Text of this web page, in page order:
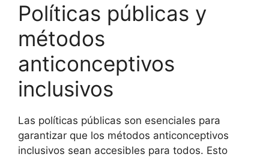
Políticas públicas y
métodos
anticonceptivos
inclusivos
Las políticas públicas son esenciales para
garantizar que los métodos anticonceptivos
inclusivos sean accesibles para todos. Esto